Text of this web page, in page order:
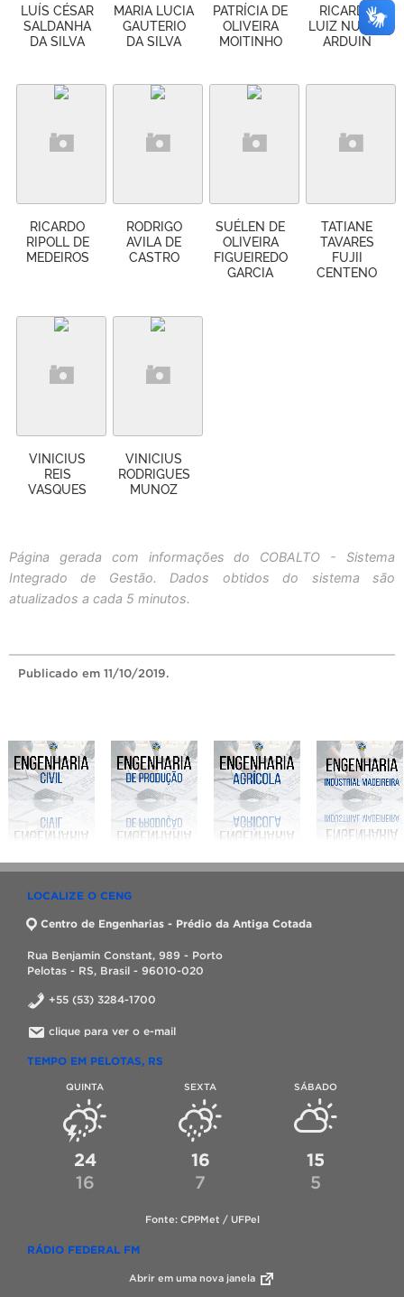
LUÍS CÉSAR
SALDANHA
DA SILVA
MARIA LUCIA
GAUTERIO
DA SILVA
PATRÍCIA DE
OLIVEIRA
MOITINHO
RICARDO
LUIZ NUNES
ARDUIN
RICARDO
RIPOLL DE
MEDEIROS
RODRIGO
AVILA DE
CASTRO
SUÉLEN DE
OLIVEIRA
FIGUEIREDO
GARCIA
TATIANE
TAVARES
FUJII
CENTENO
VINICIUS
REIS
VASQUES
VINICIUS
RODRIGUES
MUNOZ
Página gerada com informações do COBALTO - Sistema
Integrado de Gestão. Dados obtidos do sistema são
atualizados a cada 5 minutos.
Publicado em 11/10/2019.
LOCALIZE O CENG
Centro de Engenharias - Prédio da Antiga Cotada
Rua Benjamin Constant, 989 - Porto
Pelotas - RS, Brasil - 96010-020
+55 (53) 3284-1700
clique para ver o e-mail
TEMPO EM PELOTAS, RS
QUINTA
24
16
SEXTA
16
7
SÁBADO
15
5
Fonte: CPPMet / UFPel
RÁDIO FEDERAL FM
Abrir em uma nova janela